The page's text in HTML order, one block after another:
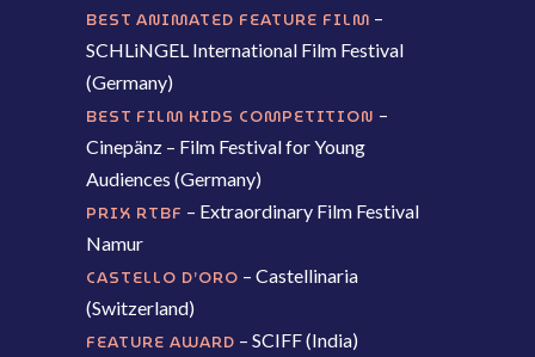
BEST ANIMATED FEATURE FILM –
SCHLiNGEL International Film Festival
(Germany)
BEST FILM KIDS COMPETITION –
Cinepänz – Film Festival for Young
Audiences (Germany)
PRIX RTBF – Extraordinary Film Festival
Namur
CASTELLO D’ORO – Castellinaria
(Switzerland)
FEATURE AWARD – SCIFF (India)